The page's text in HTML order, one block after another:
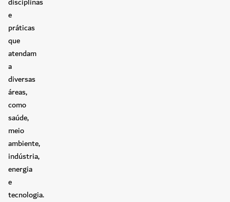
e
práticas
que
atendam
a
diversas
áreas,
como
saúde,
meio
ambiente,
indústria,
energia
e
tecnologia.